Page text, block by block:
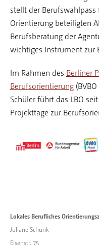
Lokales Berufliches
Juliane Schunk
Elsenstr. 75
stellt der
Orientierung beteiligten
Berufsberatung der
wichtiges Instrument zur
Im Rahmen des Berliner
Berufsorientierung
Schüler führt das LBO
Projekttage zur